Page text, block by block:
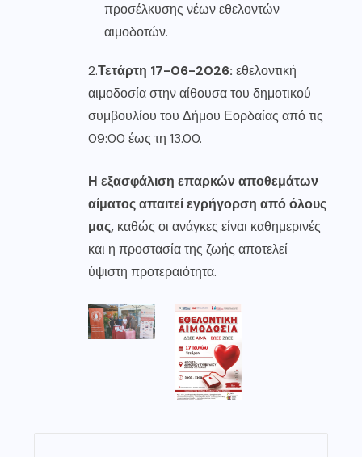
προσέλκυσης νέων εθελοντών
αιμοδοτών.
2.Τετάρτη 17-06-2026: εθελοντική
αιμοδοσία στην αίθουσα του δημοτικού
συμβουλίου του Δήμου Εορδαίας από τις
09:00 έως τη 13.00.
Η εξασφάλιση επαρκών αποθεμάτων
αίματος απαιτεί εγρήγορση από όλους
μας, καθώς οι ανάγκες είναι καθημερινές
και η προστασία της ζωής αποτελεί
ύψιστη προτεραιότητα.